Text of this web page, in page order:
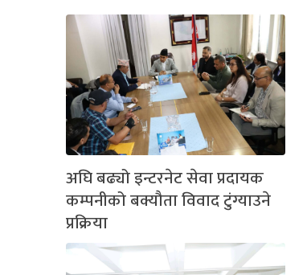
अघि बढ्यो इन्टरनेट सेवा प्रदायक
कम्पनीको बक्यौता विवाद टुंग्याउने
प्रक्रिया